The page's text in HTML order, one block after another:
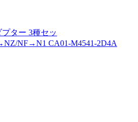
ター 3種セッ
NF→N1 CA01-M4541-2D4A